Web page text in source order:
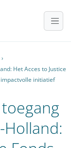
›
Het Acces to Justice
initiatief